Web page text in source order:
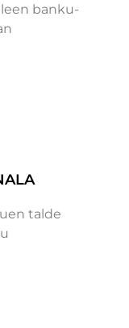
banku-
talde